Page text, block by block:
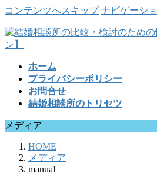
コンテンツへスキップ ナビゲーシ
ホーム
プライバシーポリシー
お問合せ
結婚相談所のトリセツ
メディア
HOME
メディア
manual